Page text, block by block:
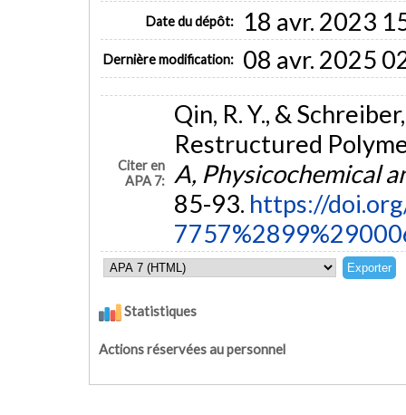
Date du dépôt: 18 avr. 2023
Dernière modification: 08 avr. 2025
Citer en
APA 7:
Qin, R. Y., &
Restructured
A, Physicochemical
85-93. https://
Statistiques
Actions réservées au personnel